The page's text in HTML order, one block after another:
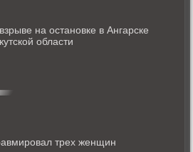
на остановке в Ангарске
области
трех женщин